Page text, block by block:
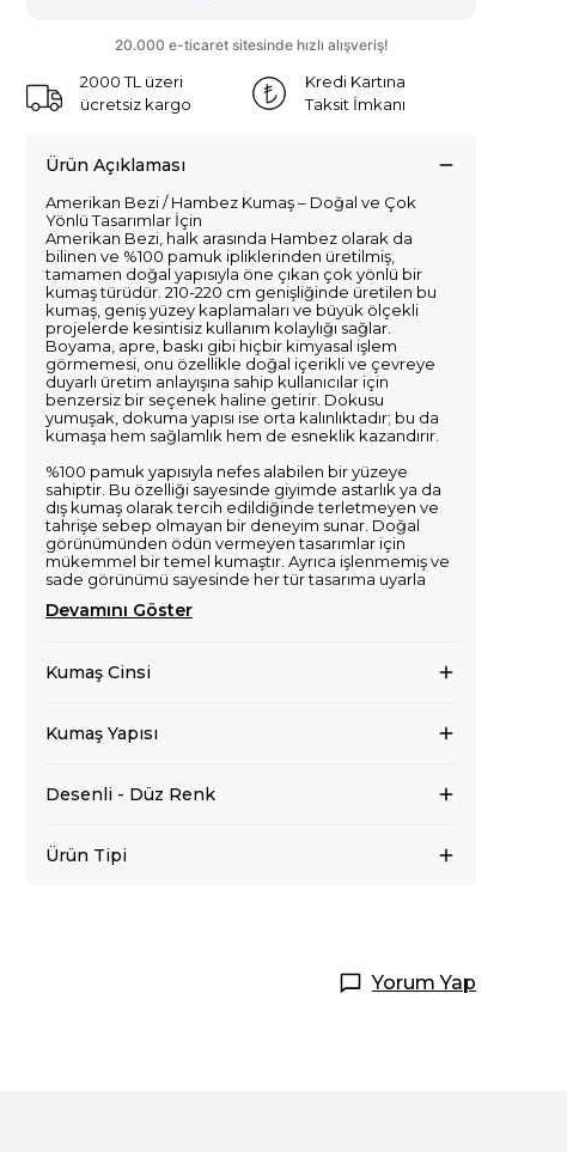
2000 TL üzeri
ücretsiz kargo
Kredi Kartına
Taksit İmkanı
Ürün Açıklaması
Amerikan Bezi / Hambez Kumaş – Doğal ve Çok
Yönlü Tasarımlar İçin
Amerikan Bezi, halk arasında Hambez olarak da
bilinen ve %100 pamuk ipliklerinden üretilmiş,
tamamen doğal yapısıyla öne çıkan çok yönlü bir
kumaş türüdür. 210-220 cm genişliğinde üretilen bu
kumaş, geniş yüzey kaplamaları ve büyük ölçekli
projelerde kesintisiz kullanım kolaylığı sağlar.
Boyama, apre, baskı gibi hiçbir kimyasal işlem
görmemesi, onu özellikle doğal içerikli ve çevreye
duyarlı üretim anlayışına sahip kullanıcılar için
benzersiz bir seçenek haline getirir. Dokusu
yumuşak, dokuma yapısı ise orta kalınlıktadır; bu da
kumaşa hem sağlamlık hem de esneklik kazandırır.
%100 pamuk yapısıyla nefes alabilen bir yüzeye
sahiptir. Bu özelliği sayesinde giyimde astarlık ya da
dış kumaş olarak tercih edildiğinde terletmeyen ve
tahrişe sebep olmayan bir deneyim sunar. Doğal
görünümünden ödün vermeyen tasarımlar için
mükemmel bir temel kumaştır. Ayrıca işlenmemiş ve
sade görünümü sayesinde her tür tasarıma uyarla
Devamını Göster
Kumaş Cinsi
Kumaş Yapısı
Desenli - Düz Renk
Ürün Tipi
Yorum Yap